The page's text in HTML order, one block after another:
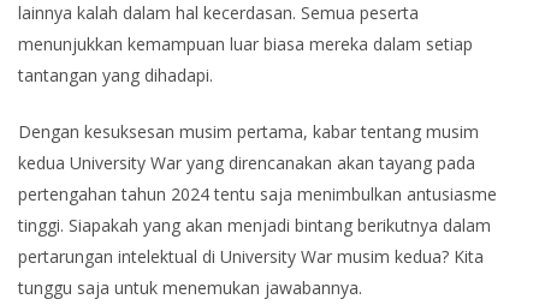
lainnya kalah dalam hal kecerdasan. Semua peserta
menunjukkan kemampuan luar biasa mereka dalam setiap
tantangan yang dihadapi.
Dengan kesuksesan musim pertama, kabar tentang musim
kedua University War yang direncanakan akan tayang pada
pertengahan tahun 2024 tentu saja menimbulkan antusiasme
tinggi. Siapakah yang akan menjadi bintang berikutnya dalam
pertarungan intelektual di University War musim kedua? Kita
tunggu saja untuk menemukan jawabannya.